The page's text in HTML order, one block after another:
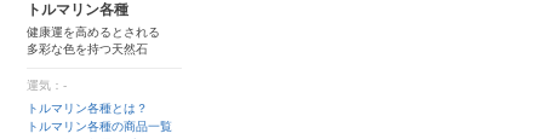
トルマリン各種
健康運を高めるとされる
多彩な色を持つ天然石
運気：-
トルマリン各種とは？
トルマリン各種の商品一覧